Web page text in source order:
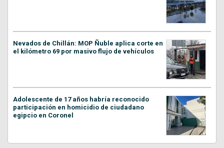
Nevados de Chillán: MOP Ñuble aplica corte en
el kilómetro 69 por masivo flujo de vehículos
Adolescente de 17 años habría reconocido
participación en homicidio de ciudadano
egipcio en Coronel